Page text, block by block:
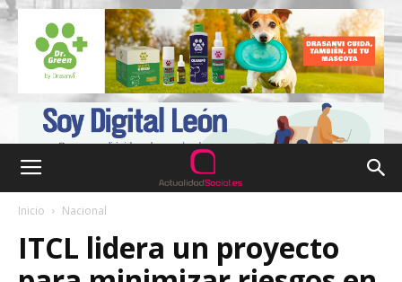
Inicio Nacional
ITCL lidera un proyecto